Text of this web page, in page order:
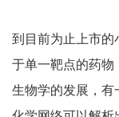
到目前为止上市的
于单一靶点的药物
生物学的发展，有